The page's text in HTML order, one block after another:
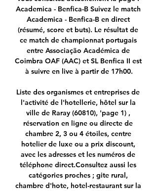
Academica - Benfica-B Suivez le match
Academica - Benfica-B en direct
(résumé, score et buts). Le résultat de
ce match de championnat portugais
entre Associação Académica de
Coimbra OAF (AAC) et SL Benfica II est
à suivre en live à partir de 17h00.
Liste des organismes et entreprises de
l'activité de l'hotellerie, hôtel sur la
ville de Raray (60810), 'page 1) ,
réservation en ligne ou directe de
chambre 2, 3 ou 4 étoiles, centre
hotelier de luxe ou a prix discount,
avec les adresses et les numéros de
téléphone direct.Consultez aussi les
catégories proches ; gite rural,
chambre d'hote, hotel-restaurant sur la